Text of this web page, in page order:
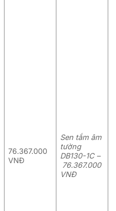
76.367.000
VNĐ
Sen tắm âm
tường
DB130-1C –
76.367.000
VNĐ